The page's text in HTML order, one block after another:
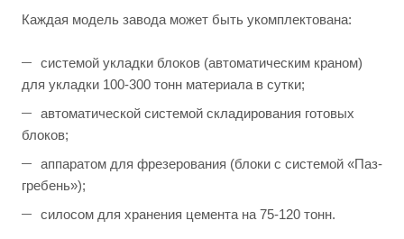
Каждая модель завода может быть укомплектована:
системой укладки блоков (автоматическим краном)
для укладки 100-300 тонн материала в сутки;
автоматической системой складирования готовых
блоков;
аппаратом для фрезерования (блоки с системой «Паз-
гребень»);
силосом для хранения цемента на 75-120 тонн.